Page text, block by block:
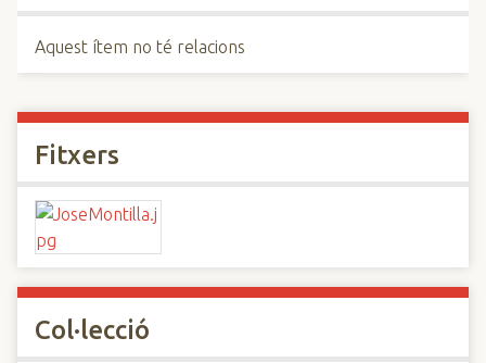
Aquest ítem no té relacions
Fitxers
Col·lecció